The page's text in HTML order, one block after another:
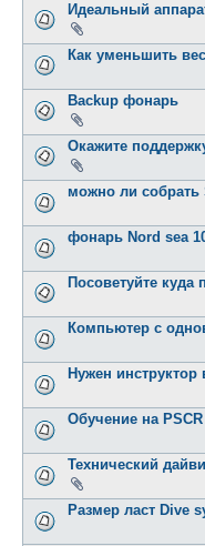
Идеальный
Как уменьшить
Backup фонарь
Окажите
можно ли собрать
фонарь Nord sea
Посоветуйте куда
Компьютер с
Нужен инструктор
Обучение на
Технический
Размер ласт Dive